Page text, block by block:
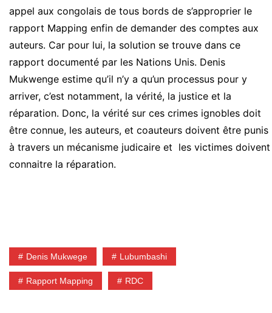
appel aux congolais de tous bords de s’approprier le
rapport Mapping enfin de demander des comptes aux
auteurs. Car pour lui, la solution se trouve dans ce
rapport documenté par les Nations Unis. Denis
Mukwenge estime qu’il n’y a qu’un processus pour y
arriver, c’est notamment, la vérité, la justice et la
réparation. Donc, la vérité sur ces crimes ignobles doit
être connue, les auteurs, et coauteurs doivent être punis
à travers un mécanisme judicaire et les victimes doivent
connaitre la réparation.
Denis Mukwege Lubumbashi
Rapport Mapping RDC